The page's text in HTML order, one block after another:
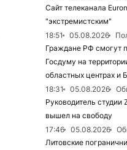
Сайт телеканала
"экстремистским"
18:51
05.08.2026
Граждане РФ смогут
Госдуму на
областных центрах и
18:31
05.08.2026
Руководитель
вышел на свободу
17:46
05.08.2026
Литовские